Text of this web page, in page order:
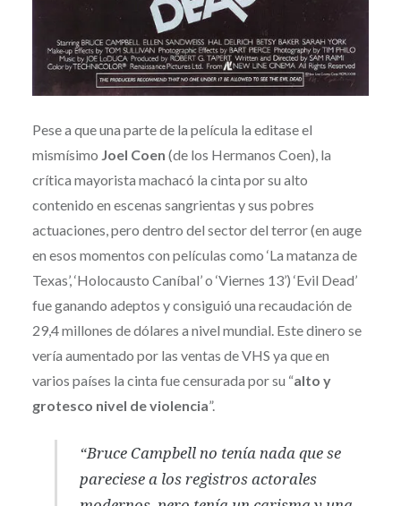
Pese a que una parte de la película la editase el
mismísimo Joel Coen (de los Hermanos Coen), la
crítica mayorista machacó la cinta por su alto
contenido en escenas sangrientas y sus pobres
actuaciones, pero dentro del sector del terror (en auge
en esos momentos con películas como ‘La matanza de
Texas’, ‘Holocausto Caníbal’ o ‘Viernes 13’) ‘Evil Dead’
fue ganando adeptos y consiguió una recaudación de
29,4 millones de dólares a nivel mundial. Este dinero se
vería aumentado por las ventas de VHS ya que en
varios países la cinta fue censurada por su “alto y
grotesco nivel de violencia”.
“Bruce Campbell no tenía nada que se
pareciese a los registros actorales